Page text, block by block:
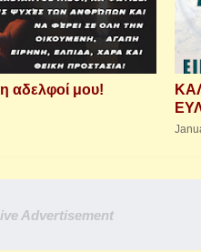
αδελφοί μου!
Advertisement